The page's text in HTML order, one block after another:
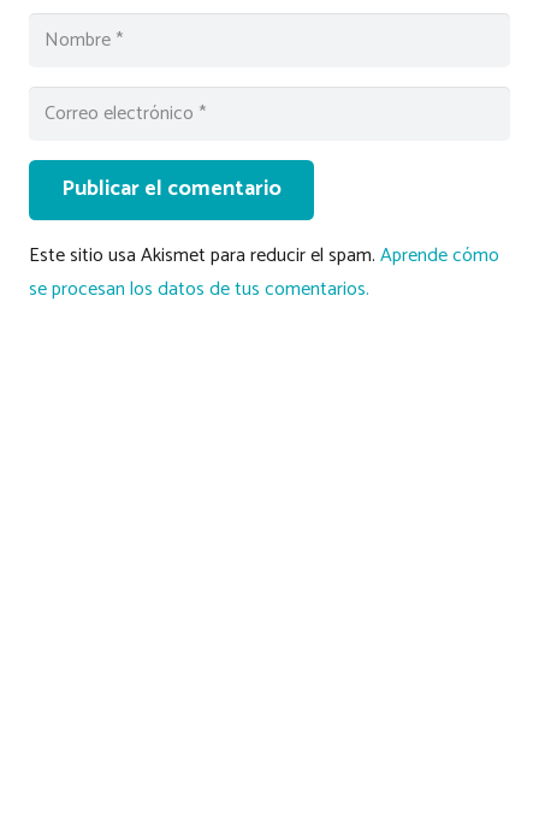
Publicar el comentario
Este sitio usa Akismet para reducir el spam.Aprende cómo
se procesan los datos de tus comentarios.